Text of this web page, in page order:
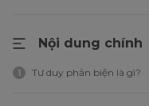
Nội dung chính
1 Tư duy phản biện là gì?